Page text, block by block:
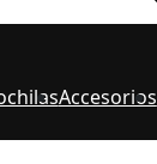
Accesorios